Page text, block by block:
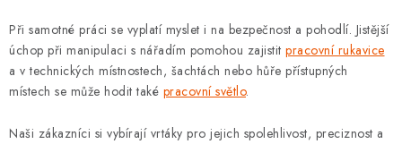
Při samotné práci se vyplatí myslet i na bezpečnost a pohodlí. Jistější
úchop při manipulaci s nářadím pomohou zajistit pracovní rukavice
a v technických místnostech, šachtách nebo hůře přístupných
místech se může hodit také pracovní světlo.
Naši zákazníci si vybírají vrtáky pro jejich spolehlivost, preciznost a